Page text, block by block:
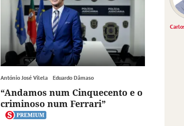
António José Vilela Eduardo Dâmaso
“Andamos num Cinquecento e o
criminoso num Ferrari”